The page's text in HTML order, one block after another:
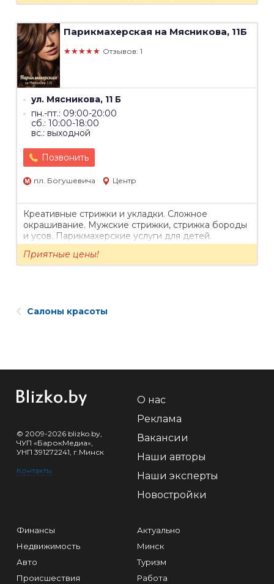
Парикмахерская на Мясникова, 11Б
★★★★★ Отзывов: 1
ул. Мясникова, 11 Б
пн.-пт.: 09:00-20:00
сб.: 10:00-18:00
вс.: выходной
Позвонить
пл. Богушевича Центр
Креативные стрижки и укладки. Сложное
окрашивание. Мужские стрижки, стрижка бороды
и усов. Парикмахерские услуги для детей.
Приятные цены!
Салоны красоты
© 2009-2026 blizko.by,
ЧУП «БарокМедиа»,
УНП 391272241, г.Минск
Контакты
О нас
Реклама
Вакансии
Наши авторы
Наши эксперты
Новостройки
Финансы
Недвижимость
Авто
Происшествия
Актуально
Минск
Туризм
Работа